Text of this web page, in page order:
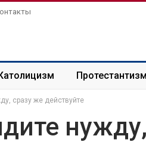
Протестантизм
сразу же действуйте